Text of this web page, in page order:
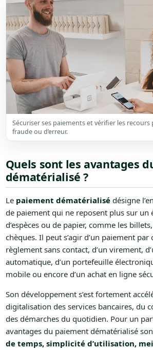
Sécuriser ses paiements et vérifier les recours
fraude ou d’erreur.
Quels sont les avantages
dématérialisé ?
Le paiement dématérialisédésigne
de paiement qui ne reposent plus sur un
d’espèces ou de papier, comme les
chèques. Il peut s’agir d’un paiement par
règlement sans contact, d’un virement,
automatique, d’un portefeuille
mobile ou encore d’un achat en ligne
Son développement s’est fortement
digitalisation des services bancaires, du
des démarches du quotidien. Pour un
avantages du paiement dématérialisé
de temps, simplicité d’utilisation,